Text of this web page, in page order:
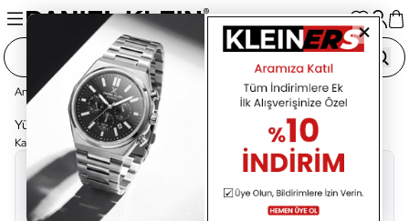
Ana Sayfa Blog Sayfası Güncel Yüz Şekline Göre Gözlük Seçimi
Yüz Şekline Göre Gözlük Seçimi
Kategori: Güncel•Okuma Süresi:
İçindekiler
1.Yüz Tipine Göre Gözlük Seçimi Neden Önemlidir ?